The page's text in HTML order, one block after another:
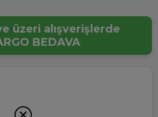
üzeri alışverişlerde
BEDAVA